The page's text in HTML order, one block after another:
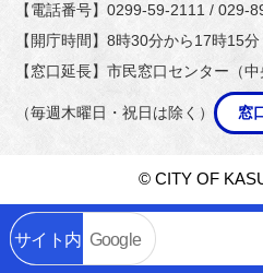
サイト内 Google
【電話番号】0299-59-2111 / 029-
【開庁時間】8時30分から17時15分
【窓口延長】市民窓口センター（
（毎週木曜日・祝日は除く） 窓
© CITY OF